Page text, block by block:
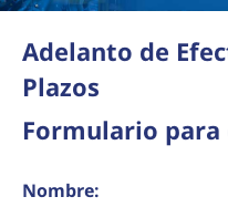
Adelanto de
Plazos
Formulario para
Nombre: